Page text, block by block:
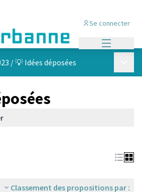
Se connecter
/💡 Idées déposées
Classement des propositions par :